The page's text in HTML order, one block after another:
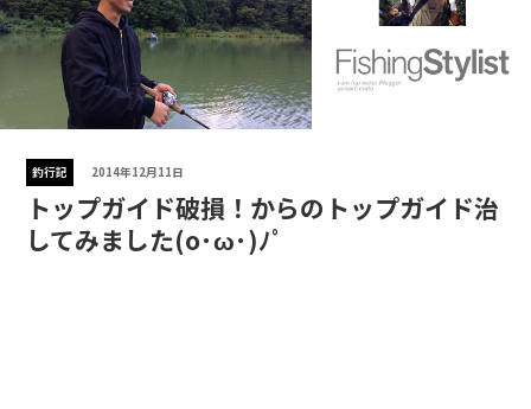
釣行記 2014年12月11日
トップガイド破損！からのトップガイド治
してみました(o･ω･)ﾉﾟ